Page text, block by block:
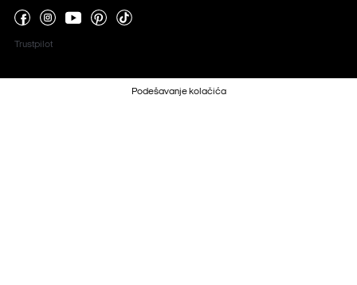
Trustpilot
Podešavanje kolačića